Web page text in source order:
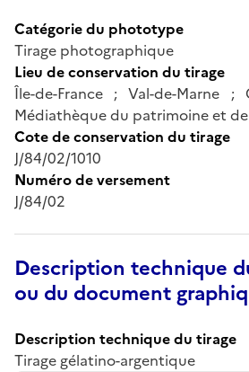
Catégorie du phototype
Tirage photographique
Lieu de conservation du tirage
Île-de-France ; Val-de-Marne ;
Médiathèque du patrimoine et
Cote de conservation du tirage
J/84/02/1010
Numéro de versement
J/84/02
Description technique
ou du document
Description technique du tirage
Tirage gélatino-argentique